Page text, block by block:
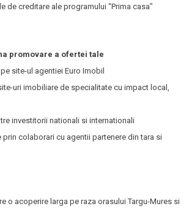
de creditare ale programului “Prima casa”
promovare a ofertei tale
site-ul agentiei Euro Imobil
uri imobiliare de specialitate cu impact local,
investitorii nationali si internationali
prin colaborari cu agentii partenere din tara si
o acoperire larga pe raza orasului Targu-Mures si